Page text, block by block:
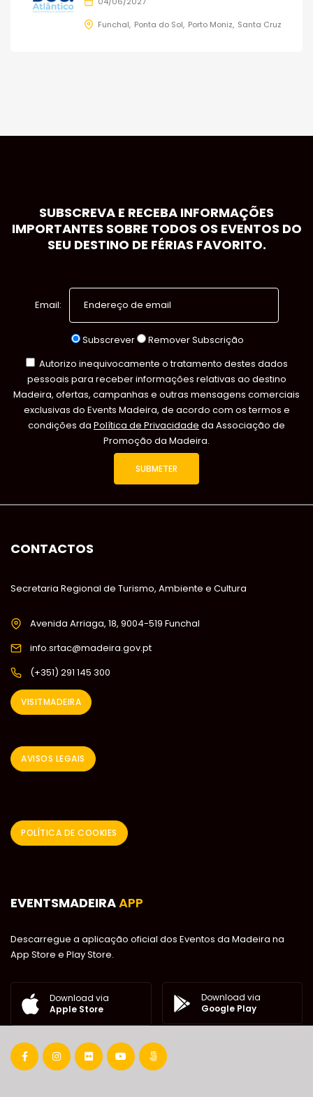
Funchal Ponta do Sol Porto Moniz Santa Cruz
SUBSCREVA E RECEBA INFORMAÇÕES
IMPORTANTES SOBRE TODOS OS EVENTOS DO
SEU DESTINO DE FÉRIAS FAVORITO.
Email:
Subscrever
Remover Subscrição
Autorizo inequivocamente o tratamento destes dados
pessoais para receber informações relativas ao destino
Madeira, ofertas, campanhas e outras mensagens comerciais
exclusivas do Events Madeira, de acordo com os termos e
condições da Política de Privacidade da Associação de
Promoção da Madeira.
CONTACTOS
Secretaria Regional de Turismo, Ambiente e Cultura
Avenida Arriaga, 18, 9004-519 Funchal
info.srtac@madeira.gov.pt
(+351) 291 145 300
VISITMADEIRA
AVISOS LEGAIS
POLÍTICA DE COOKIES
EVENTSMADEIRAAPP
Descarregue a aplicação oficial dos Eventos da Madeira na
App Store e Play Store.
Download via
Apple Store
Download via
Google Play